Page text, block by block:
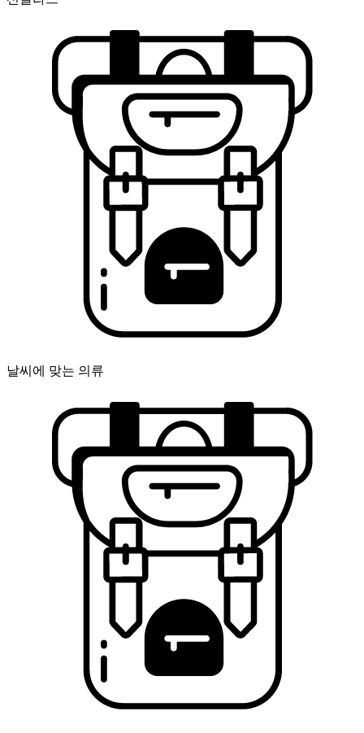
날씨에 맞는 의류